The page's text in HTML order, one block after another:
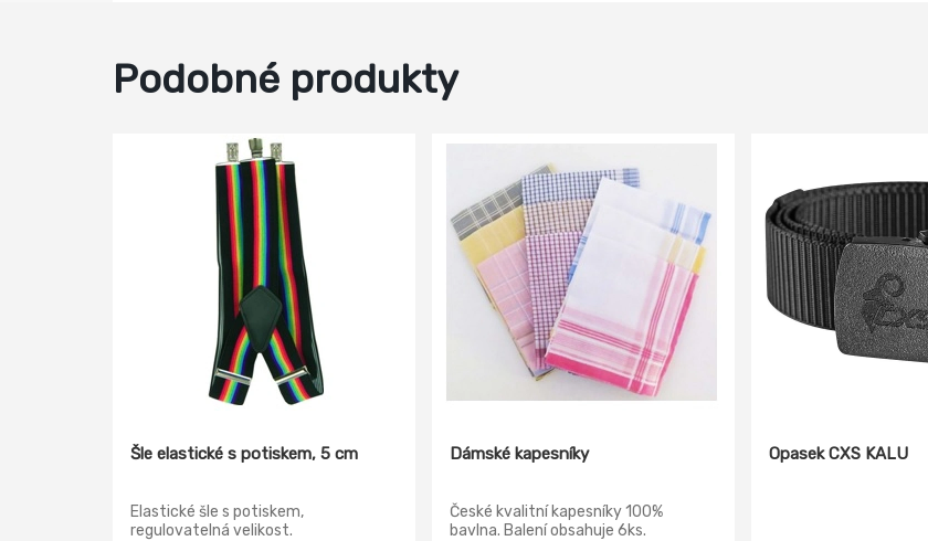
Podobné produkty
Šle elastické s potiskem, 5 cm
Elastické šle s potiskem,
regulovatelná velikost.
Dámské kapesníky
České kvalitní kapesníky 100%
bavlna. Balení obsahuje 6ks.
Opasek CXS KALU